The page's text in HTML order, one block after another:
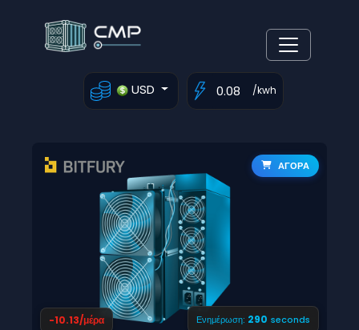
USD /kwh
ΑΓΟΡΑ
-10.13/μέρα Ενημέρωση: 289 seconds